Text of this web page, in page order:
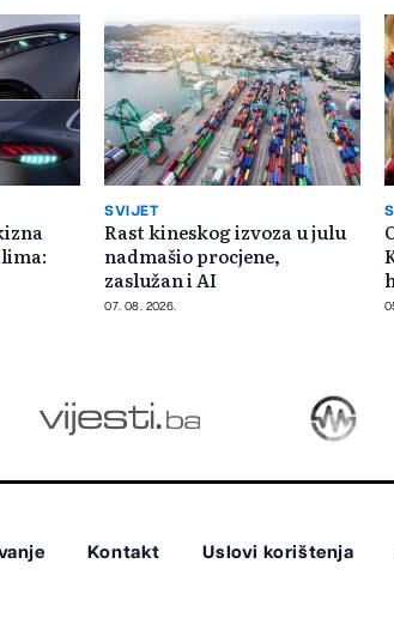
SVIJET
Rast kineskog izvoza u julu
nadmašio procjene,
zaslužan i AI
07. 08. 2026.
Kontakt Uslovi korištenja